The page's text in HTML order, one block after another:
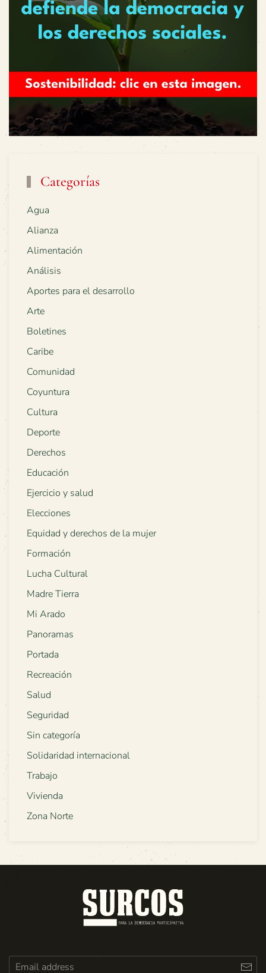
Categorías
Agua
Alianza
Alimentación
Análisis
Aportes para el desarrollo
Arte
Boletines
Caribe
Comunidad
Coyuntura
Cultura
Deporte
Derechos
Educación
Ejercicio y salud
Elecciones
Equidad y derechos de la mujer
Formación
Lucha Cultural
Madre Tierra
Mi Arado
Panoramas
Portada
Recreación
Salud
Seguridad
Sin categoría
Solidaridad internacional
Trabajo
Vivienda
Zona Norte